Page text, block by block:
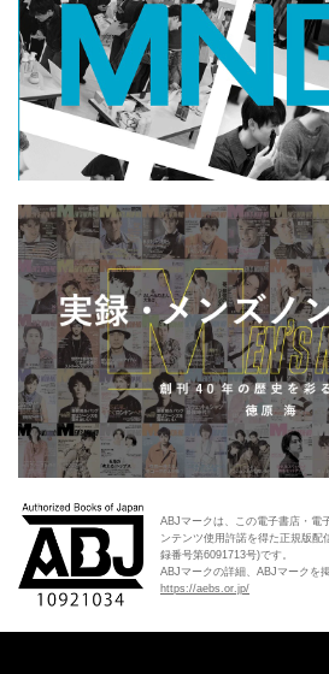
ABJマークは、この電子書店・電
ンテンツ使用許諾を得た正規版配
録番号第6091713号)です。
ABJマークの詳細、ABJマークを
https://aebs.or.jp/